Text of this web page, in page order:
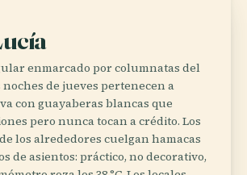
enmarcado por columnatas del
noches de jueves pertenecen a
con guayaberas blancas que
pero nunca tocan a crédito. Los
los alrededores cuelgan hamacas
de asientos: práctico, no decorativo,